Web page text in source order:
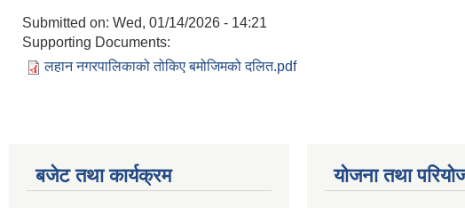
Submitted on: Wed, 01/14/2026 - 14:21
Supporting Documents:
लहान नगरपालिकाको तोकिए बमोजिमको दलित.pdf
बजेट तथा कार्यक्रम योजना तथा